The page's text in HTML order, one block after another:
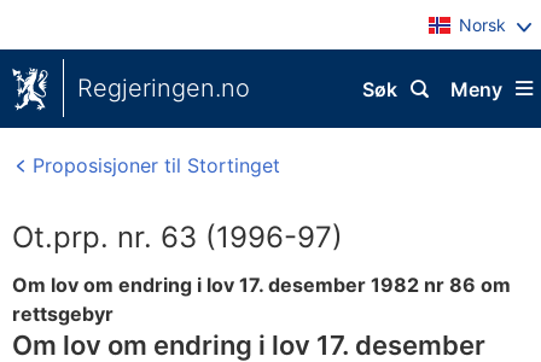
Norsk
Regjeringen.no Meny
Søk
Proposisjoner til Stortinget
Ot.prp. nr. 63 (1996-97)
Om lov om endring i lov 17. desember 1982 nr 86 om
rettsgebyr
Om lov om endring i lov 17. desember